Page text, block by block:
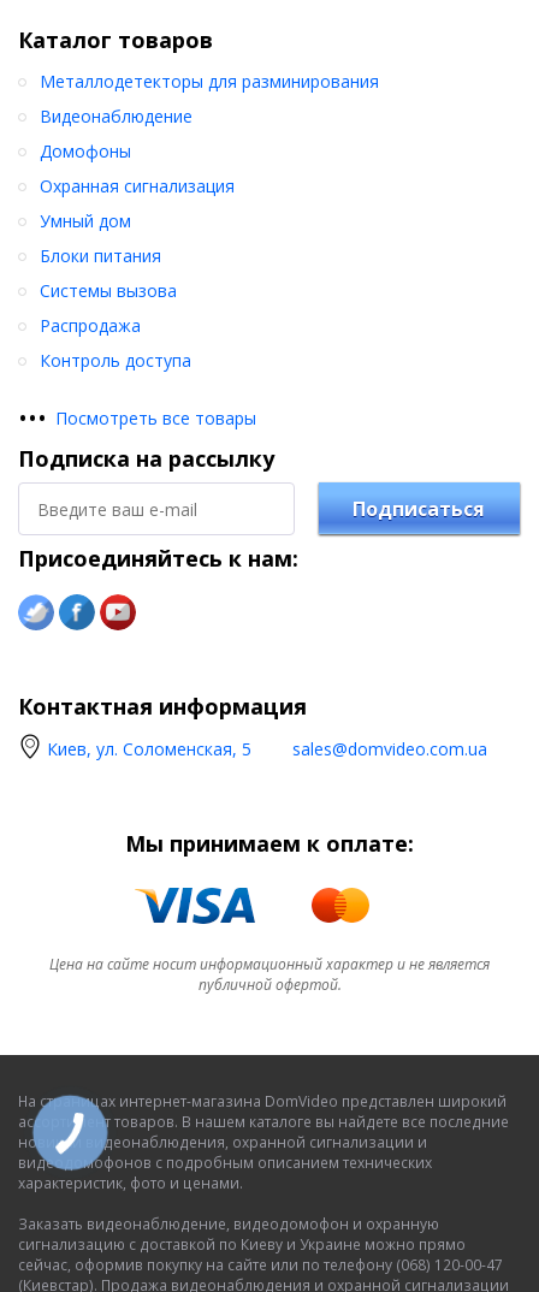
Каталог товаров
Металлодетекторы для разминирования
Видеонаблюдение
Домофоны
Охранная сигнализация
Умный дом
Блоки питания
Системы вызова
Распродажа
Контроль доступа
••• Посмотреть все товары
Подписка на рассылку
Подписаться
Присоединяйтесь к нам:
Контактная информация
Киев, ул. Соломенская, 5 sales@domvideo.com.ua
Мы принимаем к оплате:
Цена на сайте носит информационный характер и не является
публичной офертой.
На страницах интернет-магазина DomVideo представлен широкий
ассортимент товаров. В нашем каталоге вы найдете все последние
новинки видеонаблюдения, охранной сигнализации и
видеодомофонов с подробным описанием технических
характеристик, фото и ценами.
Заказать видеонаблюдение, видеодомофон и охранную
сигнализацию с доставкой по Киеву и Украине можно прямо
сейчас, оформив покупку на сайте или по телефону (068) 120-00-47
(Киевстар). Продажа видеонаблюдения и охранной сигнализации